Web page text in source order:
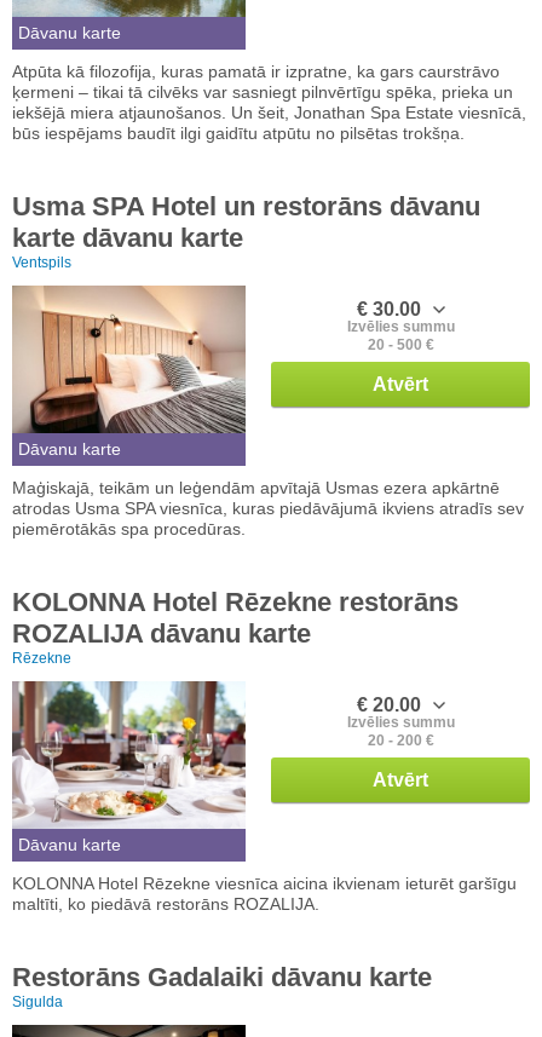
Dāvanu karte
Atpūta kā filozofija, kuras pamatā ir izpratne, ka gars caurstrāvo
ķermeni – tikai tā cilvēks var sasniegt pilnvērtīgu spēka, prieka un
iekšējā miera atjaunošanos. Un šeit, Jonathan Spa Estate viesnīcā,
būs iespējams baudīt ilgi gaidītu atpūtu no pilsētas trokšņa.
Usma SPA Hotel un restorāns dāvanu
karte dāvanu karte
Ventspils
Dāvanu karte
€ 30.00
Izvēlies summu
20 - 500 €
Atvērt
Maģiskajā, teikām un leģendām apvītajā Usmas ezera apkārtnē
atrodas Usma SPA viesnīca, kuras piedāvājumā ikviens atradīs sev
piemērotākās spa procedūras.
KOLONNA Hotel Rēzekne restorāns
ROZALIJA dāvanu karte
Rēzekne
Dāvanu karte
€ 20.00
Izvēlies summu
20 - 200 €
Atvērt
KOLONNA Hotel Rēzekne viesnīca aicina ikvienam ieturēt garšīgu
maltīti, ko piedāvā restorāns ROZALIJA.
Restorāns Gadalaiki dāvanu karte
Sigulda